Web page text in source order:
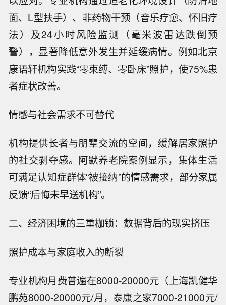
面、L型扶手）、非药物干预（音乐疗愈、怀旧疗
法）及24小时风险监测（毫米波雷达跌倒预
警），显著降低意外发生并延缓病情。例如北京
康语轩机构实践“零束缚、零卧床”照护，使75%患
者症状改善。
情感与社会需求不可替代
机构提供长者与朋辈交流的空间，缓解居家照护
的社交剥夺感。阿默养老院案例显示，集体生活
可满足认知症群体“被接纳”的情感需求，部分家属
反馈“后悔未早送机构”。
二、经济困境的三重枷锁：数据背后的现实挤压
照护成本与家庭收入的断裂
专业机构月费普遍在8000-20000元（上海凯健华
鹏苑8000-20000元/月，泰康之家7000-21000元/